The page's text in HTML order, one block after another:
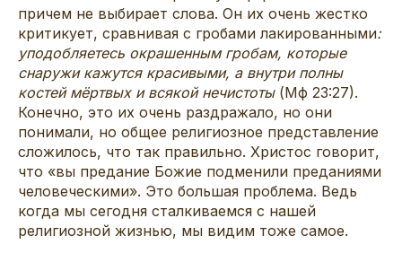
причем не выбирает слова. Он их очень жестко
критикует, сравнивая с гробами лакированными:
уподобляетесь окрашенным гробам, которые
снаружи кажутся красивыми, а внутри полны
костей мёртвых и всякой нечистоты (Мф 23:27).
Конечно, это их очень раздражало, но они
понимали, но общее религиозное представление
сложилось, что так правильно. Христос говорит,
что «вы предание Божие подменили преданиями
человеческими». Это большая проблема. Ведь
когда мы сегодня сталкиваемся с нашей
религиозной жизнью, мы видим тоже самое.